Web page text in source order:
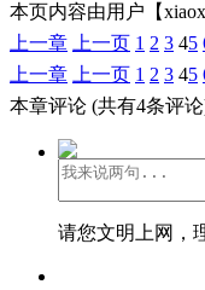
本页内容由用户【
上一章
上一页 1 2 3 45
上一章
上一页 1 2 3 45
本章评论 (共有4条评
请您文明上网，